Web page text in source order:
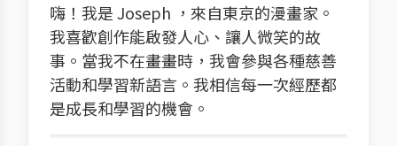
嗨！我是 Joseph ，來自東京的漫畫家。
我喜歡創作能啟發人心、讓人微笑的故
事。當我不在畫畫時，我會參與各種慈善
活動和學習新語言。我相信每一次經歷都
是成長和學習的機會。